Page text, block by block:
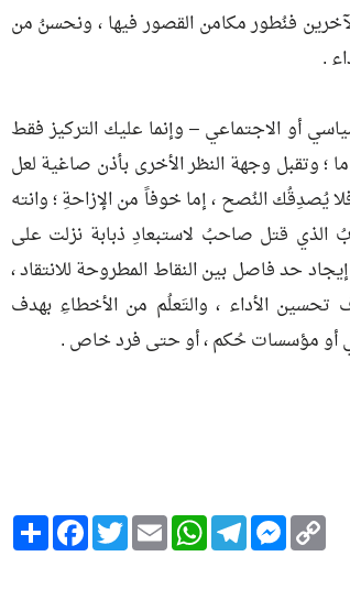
فنُطور مكامن القصور فيها ، ونحسنُ من
.
أو الاجتماعي – وإنما عليك التركيز فقط
وتقبل وجهة النظر الأخرى بأذن صاغية لعل
يُصدِقُك النُصح ، إما خوفاً من الإزاحةِ ؛ وانته
الذي قتل صاحبُ لاستبعادِ ذبابة نزلت على
حد فاصل بين النقاط المطروحة للانتقاد ،
الأداء ، والتَعلُم من الأخطاءِ بهدف
أو مؤسسات حُكم ، أو حتى فرد خاص .
انشر
FacebookTwitterEmail
WhatsAppTelegram
MessengerCopy
Link